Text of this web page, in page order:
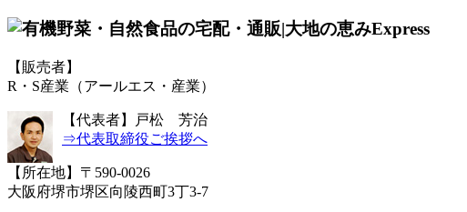
【販売者】
R・S産業（アールエス・産業）
【代表者】戸松 芳治
⇒代表取締役ご挨拶へ
【所在地】〒590-0026
大阪府堺市堺区向陵西町3丁3-7